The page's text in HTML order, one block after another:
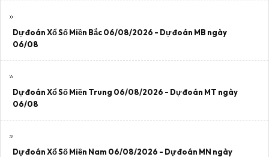
Dự đoán Xổ Số Miền Bắc 06/08/2026 - Dự đoán MB ngày
06/08
Dự đoán Xổ Số Miền Trung 06/08/2026 - Dự đoán MT ngày
06/08
Dự đoán Xổ Số Miền Nam 06/08/2026 - Dự đoán MN ngày